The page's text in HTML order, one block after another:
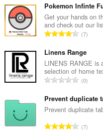
ν
ο
λ
ο
α
θ
μ
ο
λ
ο
ή
Pokemon Infinte
Get your hands on
and check out our
Σ
ν
ο
λ
ο
α
θ
μ
ο
7
Linens Range
LINENS RANGE is
selection of home
Σ
ν
ο
ο
0
Prevent duplicate
Prevent duplicate
Σ7